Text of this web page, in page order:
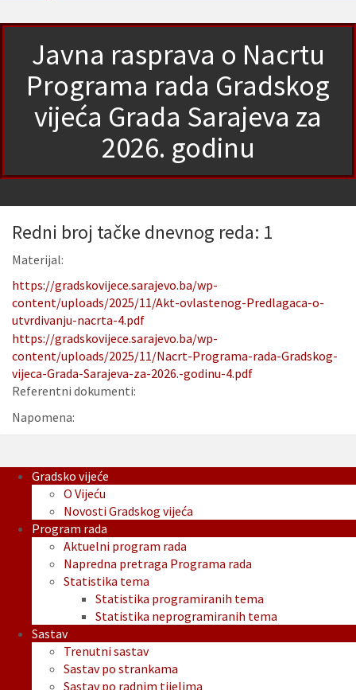
Javna rasprava o Nacrtu
Programa rada Gradskog
vijeća Grada Sarajeva za
2026. godinu
Redni broj tačke dnevnog reda: 1
Materijal:
https://gradskovijece.sarajevo.ba/wp-
content/uploads/2025/11/Akt-ovlastenog-Predlagaca-o-
utvrdivanju-nacrta-4.pdf
https://gradskovijece.sarajevo.ba/wp-
content/uploads/2025/11/Nacrt-Programa-rada-Gradskog-
vijeca-Grada-Sarajeva-za-2026.-godinu-4.pdf
Referentni dokumenti:
Napomena:
Gradsko vijeće
O Vijeću
Novosti Gradskog vijeća
Program rada
Aktuelni program rada
Napredna pretraga Programa rada
Statistika tema
Statistika programiranih tema
Statistika neprogramiranih tema
Sastav
Trenutni sastav
Sastav po strankama
Sastav po radnim tijelima